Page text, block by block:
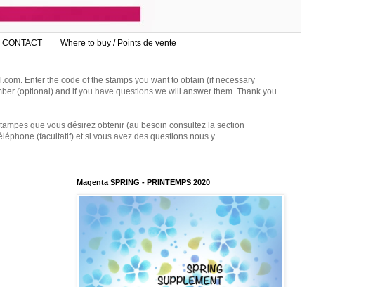
CONTACT Where to buy / Points de vente
Enter the code of the stamps you want to obtain (if necessary
(optional) and if you have questions we will answer them. Thank you
que vous désirez obtenir (au besoin consultez la section
(facultatif) et si vous avez des questions nous y
Magenta SPRING - PRINTEMPS 2020